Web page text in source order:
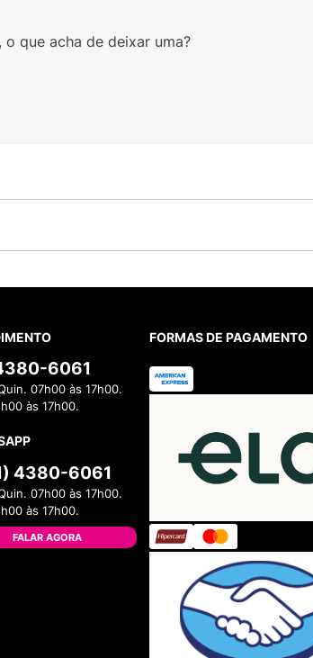
que acha de deixar uma?
6061
07h00 às 17h00.
às 17h00.
4380-6061
07h00 às 17h00.
às 17h00.
FALAR AGORA
FORMAS DE PAGAMENTO